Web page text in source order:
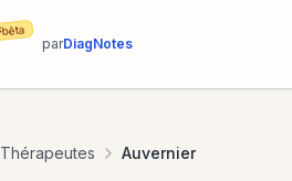
bêta
parDiagNotes
Thérapeutes Auvernier